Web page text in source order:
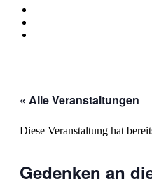
« Alle Veranstaltungen
Diese Veranstaltung hat
Gedenken an